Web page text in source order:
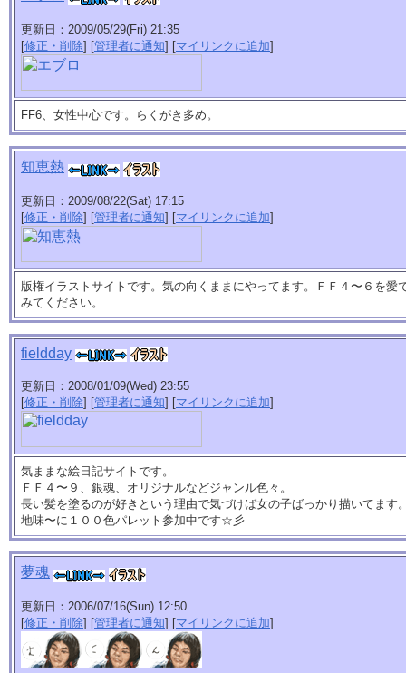
更新日：2009/05/29(Fri) 21:35
[修正・削除] [管理者に通知] [マイリンクに追加]
FF6、女性中心です。らくがき多め。
知恵熱
更新日：2009/08/22(Sat) 17:15
[修正・削除] [管理者に通知] [マイリンクに追加]
版権イラストサイトです。気の向くままにやってます。ＦＦ４〜６を愛
みてください。
fieldday
更新日：2008/01/09(Wed) 23:55
[修正・削除] [管理者に通知] [マイリンクに追加]
気ままな絵日記サイトです。
ＦＦ４〜９、銀魂、オリジナルなどジャンル色々。
長い髪を塗るのが好きという理由で気づけば女の子ばっかり描いてます
地味〜に１００色パレット参加中です☆彡
夢魂
更新日：2006/07/16(Sun) 12:50
[修正・削除] [管理者に通知] [マイリンクに追加]